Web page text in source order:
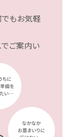
もお気軽
でご案内い